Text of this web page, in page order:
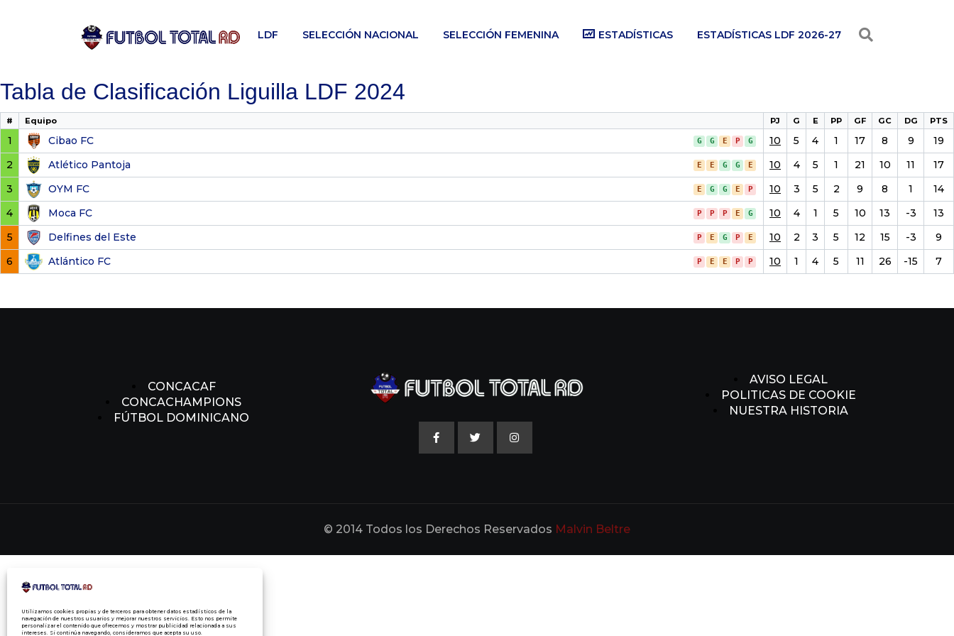
Utilizamos cookies propias y de terceros para obtener datos estadísticos de la
navegación de nuestros usuarios y mejorar nuestros servicios. Esto nos permite
personalizar el contenido que ofrecemos y mostrar publicidad relacionada a sus
intereses. Si continúa navegando, consideramos que acepta su uso.
LDF SELECCIÓN NACIONAL SELECCIÓN FEMENINA ESTADÍSTICAS ESTADÍSTICAS LDF 2026-27
Tabla de Clasificación Liguilla LDF 2024
# Equipo PJ G E PP GF GC DG PTS
1 Cibao FC G G E P G 10 5 4 1 17 8 9
19
2
Atlético Pantoja E E G G E 10 4 5 1 21 10 11
17
3
OYM FC E G G E P 10 3 5 2 9 8 1
14
4
Moca FC P P P E G 10 4 1 5 10 13 -3
13
5
Delfines del Este P E G P E 10 2 3 5 12 15 -3
9
6
Atlántico FC P E E P P 10 1 4 5 11 26 -15 7
CONCACAF
CONCACHAMPIONS
FÚTBOL DOMINICANO
AVISO LEGAL
POLITICAS DE COOKIE
NUESTRA HISTORIA
© 2014 Todos los Derechos Reservados Malvin Beltre